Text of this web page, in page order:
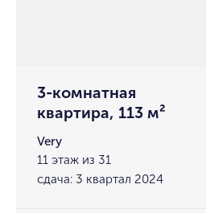
3-комнатная
квартира, 113 м²
Very
11 этаж из 31
сдача: 3 квартал 2024